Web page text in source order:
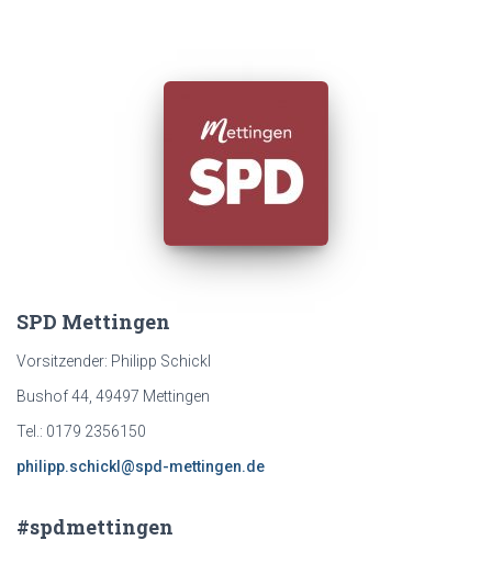
SPD Mettingen
Vorsitzender: Philipp Schickl
Bushof 44, 49497 Mettingen
Tel.: 0179 2356150
philipp.schickl@spd-mettingen.de
#spdmettingen